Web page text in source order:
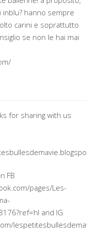
inblu? hanno sempre
carini e soprattutto
se non le hai mai
for sharing with us
FB
pages/Les-
and IG